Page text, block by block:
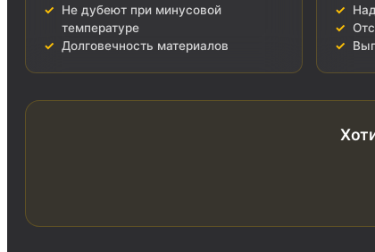
Не дубеют при минусовой
температуре
Долговечность материалов